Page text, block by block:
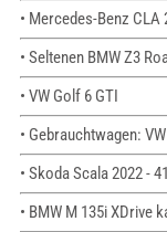
• Mercedes-Benz CLA
• Seltenen BMW Z3
• VW Golf 6 GTI
• Gebrauchtwagen:
• Skoda Scala 2022 -
• BMW M 135i XDrive